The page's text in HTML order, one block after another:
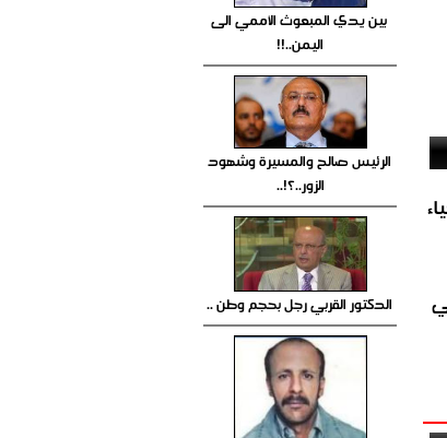
بين يدي المبعوث الأممي الى
اليمن..!!
الرئيس صالح والمسيرة وشهود
الزور..؟!..
الدكتور القربي رجل بحجم وطن ..